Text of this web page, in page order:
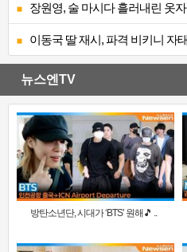
장원영, 술 마시다 흘러내린 옷
이동국 딸 재시, 파격 비키니 자
뉴스엔TV
방탄소년단, 시대가 ‘BTS’ 원해🎵 ..